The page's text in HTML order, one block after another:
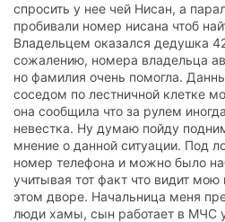
спросить у нее чей Нисан, а
пробивали номер нисана чтоб
Владельцем оказался дедушка
сожалению, номера владельца
но фамилия очень помогла.
соседом по лестничной клетке
она сообщила что за рулем
невестка. Ну думаю пойду
мнение о данной ситуации. Под
номер телефона и можно было
учитывая тот факт что видит
этом дворе. Начальница меня
люди хамы, сын работает в МЧС